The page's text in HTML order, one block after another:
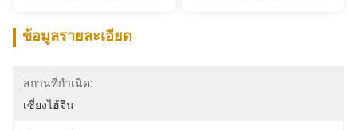
ข้อมูลรายละเอียด
สถานที่กำเนิด:
เซี่ยงไฮ้จีน